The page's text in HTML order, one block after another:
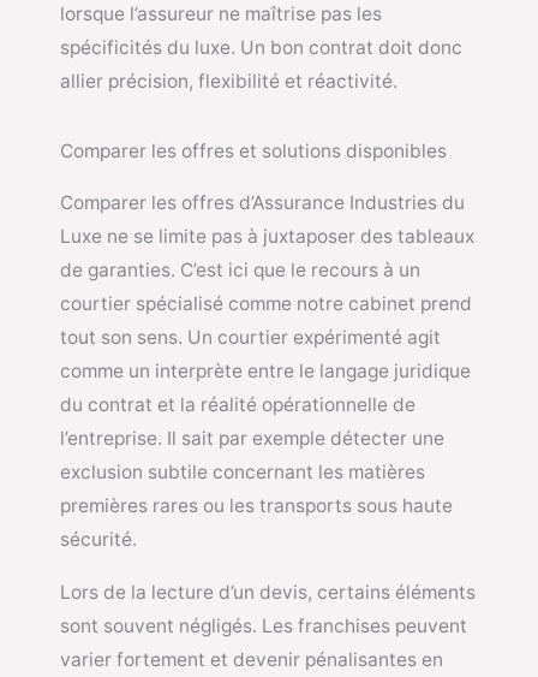
lorsque l’assureur ne maîtrise pas les
spécificités du luxe. Un bon contrat doit donc
allier précision, flexibilité et réactivité.
Comparer les offres et solutions disponibles
Comparer les offres d’Assurance Industries du
Luxe ne se limite pas à juxtaposer des tableaux
de garanties. C’est ici que le recours à un
courtier spécialisé comme notre cabinet prend
tout son sens. Un courtier expérimenté agit
comme un interprète entre le langage juridique
du contrat et la réalité opérationnelle de
l’entreprise. Il sait par exemple détecter une
exclusion subtile concernant les matières
premières rares ou les transports sous haute
sécurité.
Lors de la lecture d’un devis, certains éléments
sont souvent négligés. Les franchises peuvent
varier fortement et devenir pénalisantes en